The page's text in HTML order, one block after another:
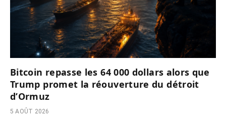
Bitcoin repasse les 64 000 dollars alors que
Trump promet la réouverture du détroit
d’Ormuz
5 AOÛT 2026